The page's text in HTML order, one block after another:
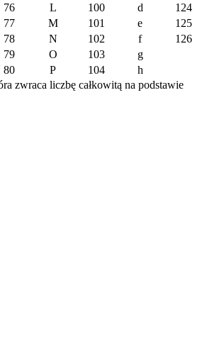
76 L 100 d
124
77 M 101 e
125
78 N 102 f
126
79 O 103
g
80 P 104
h
zwraca liczbę całkowitą na podstawie